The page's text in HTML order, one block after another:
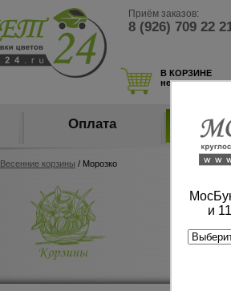
и
Приём заказов:
8 (926) 709 22
В КОРЗИНЕ
нет товаров
Оплата
Весенние корзины / Морозко